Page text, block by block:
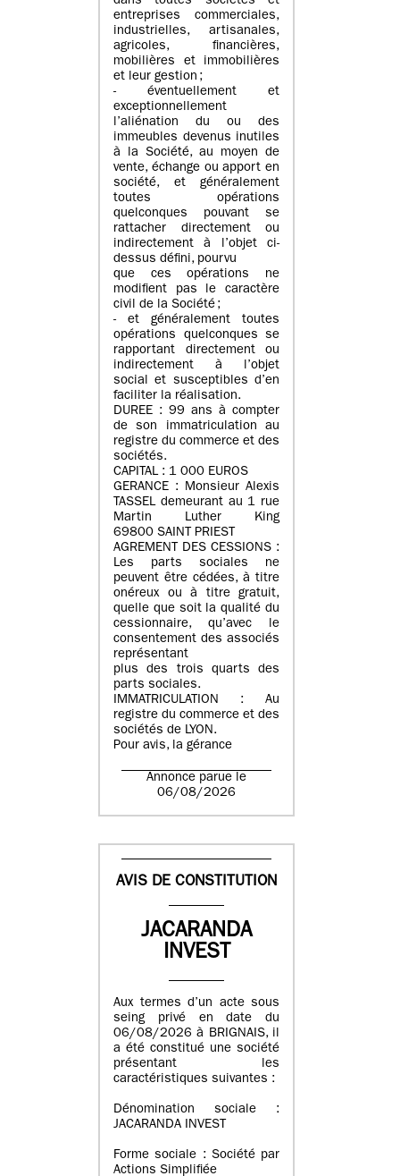
entreprises commerciales,
industrielles, artisanales,
agricoles, financières,
mobilières et immobilières
et leur gestion ;
- éventuellement et
exceptionnellement
l’aliénation du ou des
immeubles devenus inutiles
à la Société, au moyen de
vente, échange ou apport en
société, et généralement
toutes opérations
quelconques pouvant se
rattacher directement ou
indirectement à l’objet ci-
dessus défini, pourvu
que ces opérations ne
modifient pas le caractère
civil de la Société ;
- et généralement toutes
opérations quelconques se
rapportant directement ou
indirectement à l’objet
social et susceptibles d’en
faciliter la réalisation.
DUREE : 99 ans à compter
de son immatriculation au
registre du commerce et des
sociétés.
CAPITAL : 1 000 EUROS
GERANCE : Monsieur Alexis
TASSEL demeurant au 1 rue
Martin Luther King
69800 SAINT PRIEST
AGREMENT DES CESSIONS :
Les parts sociales ne
peuvent être cédées, à titre
onéreux ou à titre gratuit,
quelle que soit la qualité du
cessionnaire, qu’avec le
consentement des associés
représentant
plus des trois quarts des
parts sociales.
IMMATRICULATION : Au
registre du commerce et des
sociétés de LYON.
Pour avis, la gérance
Annonce parue le
06/08/2026
AVIS DE CONSTITUTION
JACARANDA
INVEST
Aux termes d’un acte sous
seing privé en date du
06/08/2026 à BRIGNAIS, il
a été constitué une société
présentant les
caractéristiques suivantes :
Dénomination sociale :
JACARANDA INVEST
Forme sociale : Société par
Actions Simplifiée